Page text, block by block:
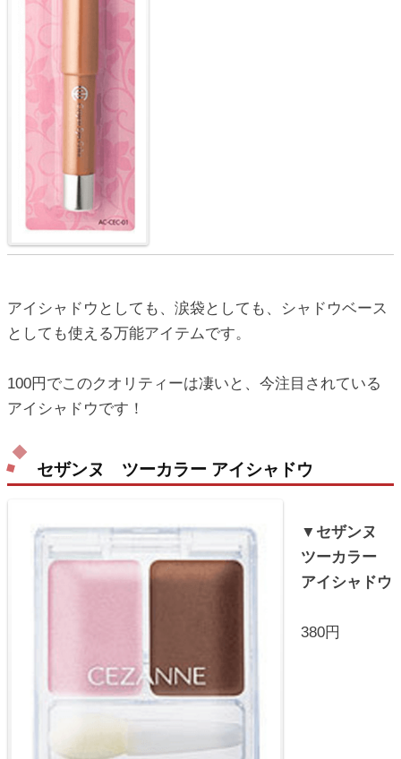
アイシャドウとしても、涙袋としても、シャドウベース
としても使える万能アイテムです。
100円でこのクオリティーは凄いと、今注目されている
アイシャドウです！
セザンヌ ツーカラー アイシャドウ
▼セザンヌ
ツーカラー
アイシャドウ
380円